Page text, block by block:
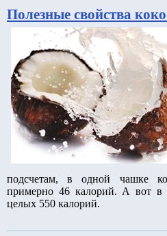
Полезные свойства
подсчетам, в одной чашке
примерно 46 калорий. А вот в
целых 550 калорий.